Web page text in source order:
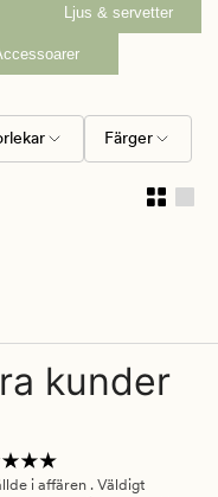
Ljus & servetter
Färger
kunder
i affären . Väldigt